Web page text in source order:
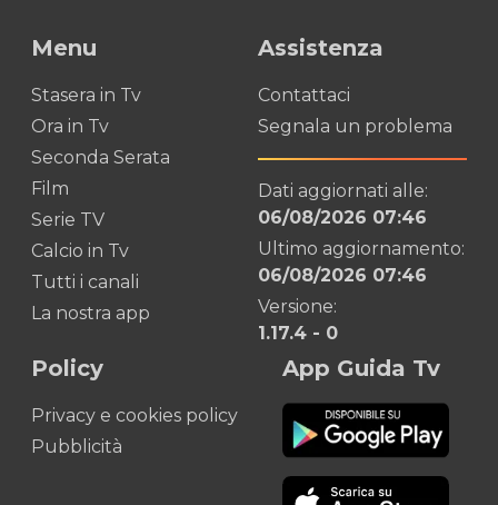
Menu
Stasera in Tv
Ora in Tv
Seconda Serata
Film
Serie TV
Calcio in Tv
Tutti i canali
La nostra app
Assistenza
Contattaci
Segnala un problema
Dati aggiornati alle:
06/08/2026 07:46
Ultimo aggiornamento:
06/08/2026 07:46
Versione:
1.17.4 - 0
Policy
Privacy e cookies policy
Pubblicità
App Guida Tv